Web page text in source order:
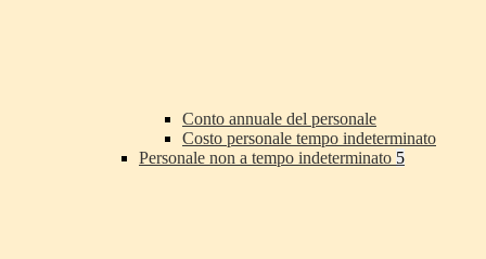
Conto annuale del personale
Costo personale tempo indeterminato
Personale non a tempo indeterminato 5